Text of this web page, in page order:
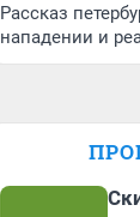
Рассказ
нападении и